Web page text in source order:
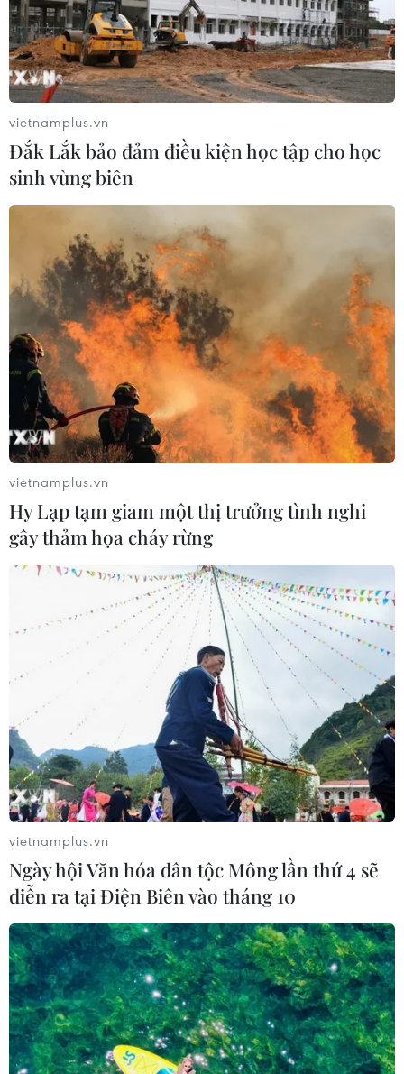
Hà Nội: Bản đồ du lịch đêm sẽ có thêm
tour đêm “Tiếng chuông Trấn Vũ”
27/05/2025 07:20
Tour đêm “Tiếng chuông Trấn Vũ” có thời lượng 90
phút, dự kiến ra mắt vào tháng 5/2025, được kỳ vọng
góp phần làm phong phú thêm trải nghiệm về đêm cho
du khách, gia tăng giá trị du lịch Hà Nội.
Tăng trải nghiệm để "đánh thức" tiềm
năng du lịch di sản phố cổ Hà Nội
16/05/2025 08:02
Việc đầu tư nâng cấp trải nghiệm cho du khách tại các
điểm di sản giữa lòng phố cổ Hà Nội được xem là "chìa
khóa" để phát triển những điểm đến du lịch.
vietnamplus.vn
Đắk Lắk bảo đảm điều kiện học tập cho học
sinh vùng biên
vietnamplus.vn
Hy Lạp tạm giam một thị trưởng tình nghi
gây thảm họa cháy rừng
vietnamplus.vn
Ngày hội Văn hóa dân tộc Mông lần thứ 4 sẽ
diễn ra tại Điện Biên vào tháng 10